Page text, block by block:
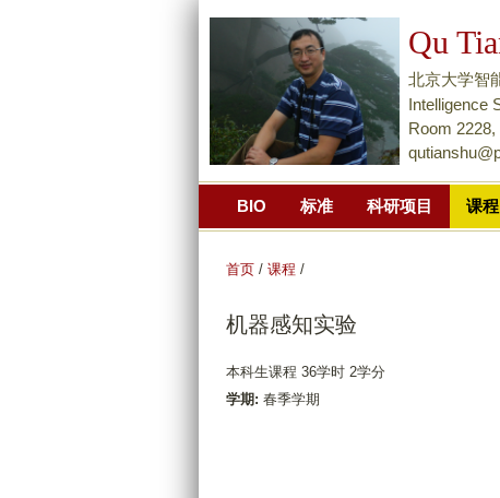
Qu
北京大学智
Intelligence
Room
BIO 标准 科研项目 课程
首页 / 课程 /
机器感知实验
本科生课程 36学时 2学分
学期: 春季学期